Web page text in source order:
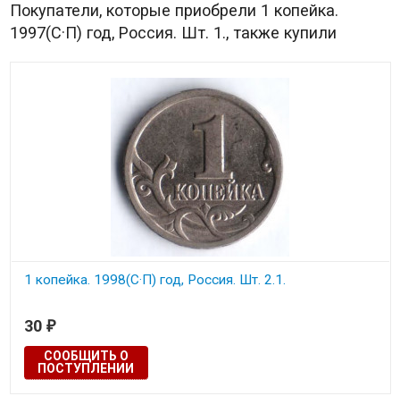
Покупатели, которые приобрели 1 копейка.
1997(С·П) год, Россия. Шт. 1., также купили
1 копейка. 1998(С·П) год, Россия. Шт. 2.1.
30 ₽
СООБЩИТЬ О
ПОСТУПЛЕНИИ